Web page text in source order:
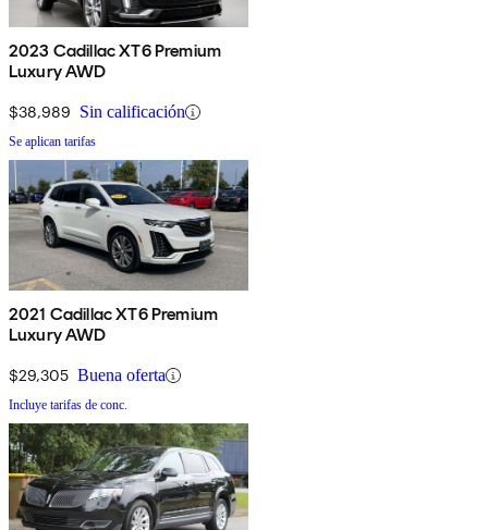
2023 Cadillac XT6 Premium
Luxury AWD
$38,989 Sin calificación
Se aplican tarifas
2021 Cadillac XT6 Premium
Luxury AWD
$29,305 Buena oferta
Incluye tarifas de conc.